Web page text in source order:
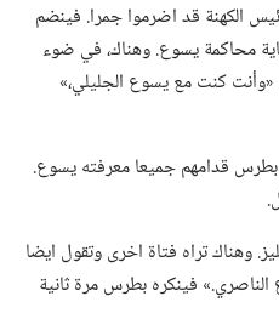
الكهنة قد اضرموا جمرا.‏ فينضم
محاكمة يسوع.‏ وهناك،‏ في ضوء
«وأنت كنت مع يسوع الجليلي،‏»
قدامهم جميعا معرفته يسوع.‏
وهناك تراه فتاة اخرى وتقول ايضا
فينكره بطرس مرة ثانية